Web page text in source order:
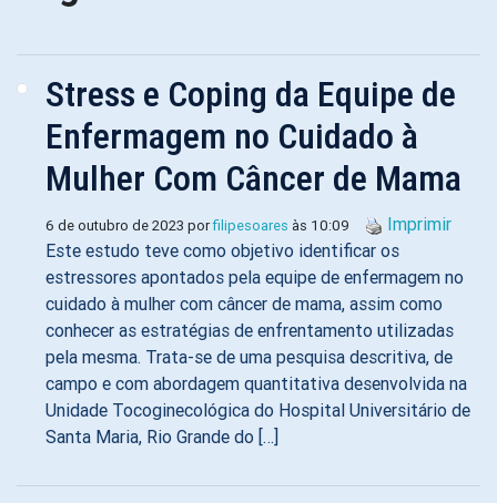
Stress e Coping da Equipe de
Enfermagem no Cuidado à
Mulher Com Câncer de Mama
6 de outubro de 2023 porfilipesoares às 10:09
Imprimir
Este estudo teve como objetivo identificar os
estressores apontados pela equipe de enfermagem no
cuidado à mulher com câncer de mama, assim como
conhecer as estratégias de enfrentamento utilizadas
pela mesma. Trata-se de uma pesquisa descritiva, de
campo e com abordagem quantitativa desenvolvida na
Unidade Tocoginecológica do Hospital Universitário de
Santa Maria, Rio Grande do […]